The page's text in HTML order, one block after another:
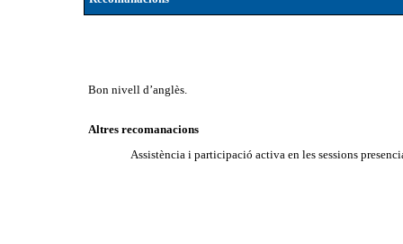
Bon nivell d’anglès.
Altres recomanacions
Assistència i participació activa en les sessions